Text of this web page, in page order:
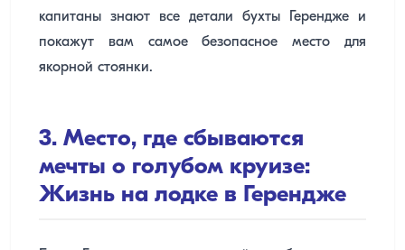
капитаны знают все детали бухты Герендже и
покажут вам самое безопасное место для
якорной стоянки.
3. Место, где сбываются
мечты о голубом круизе:
Жизнь на лодке в Герендже